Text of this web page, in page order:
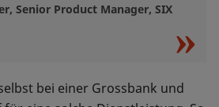
Senior Product Manager, SIX
bei einer Grossbank und